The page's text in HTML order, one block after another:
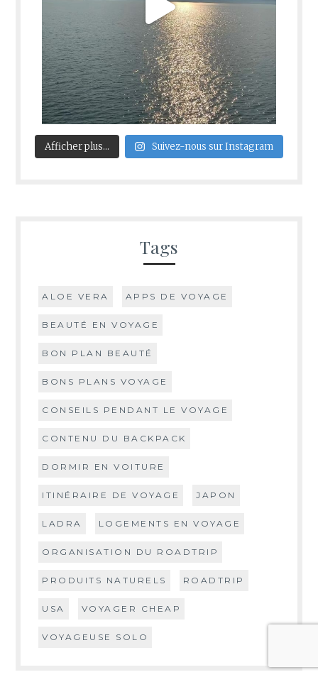
Afficher plus... Suivez-nous sur Instagram
Tags
ALOE VERA APPS DE VOYAGE
BEAUTÉ EN VOYAGE
BON PLAN BEAUTÉ
BONS PLANS VOYAGE
CONSEILS PENDANT LE VOYAGE
CONTENU DU BACKPACK
DORMIR EN VOITURE
ITINÉRAIRE DE VOYAGE JAPON
LADRA LOGEMENTS EN VOYAGE
ORGANISATION DU ROADTRIP
PRODUITS NATURELS ROADTRIP
USA VOYAGER CHEAP
VOYAGEUSE SOLO